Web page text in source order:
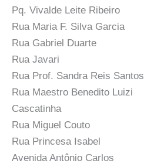
Pq. Vivalde Leite Ribeiro
Rua Maria F. Silva Garcia
Rua Gabriel Duarte
Rua Javari
Rua Prof. Sandra Reis Santos
Rua Maestro Benedito Luizi
Cascatinha
Rua Miguel Couto
Rua Princesa Isabel
Avenida Antônio Carlos